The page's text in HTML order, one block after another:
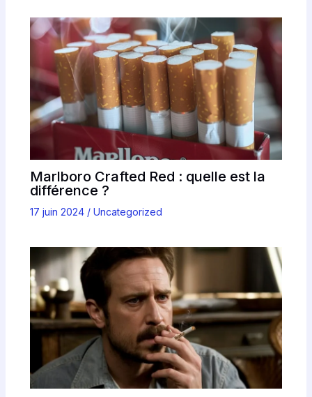
Marlboro Crafted Red : quelle est la
différence ?
17 juin 2024 / Uncategorized